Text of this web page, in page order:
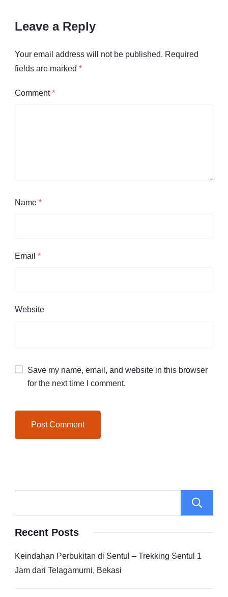
Leave a Reply
Your email address will not be published. Required
fields are marked *
Comment*
Name *
Email *
Website
Save my name, email, and website in this browser
for the next time I comment.
Recent Posts
Keindahan Perbukitan di Sentul – Trekking Sentul 1
Jam dari Telagamurni, Bekasi